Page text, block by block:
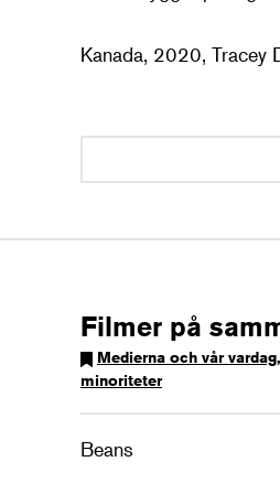
Kanada, 2020, Tracey
Filmer på
Medierna och vår vardag
minoriteter
Beans